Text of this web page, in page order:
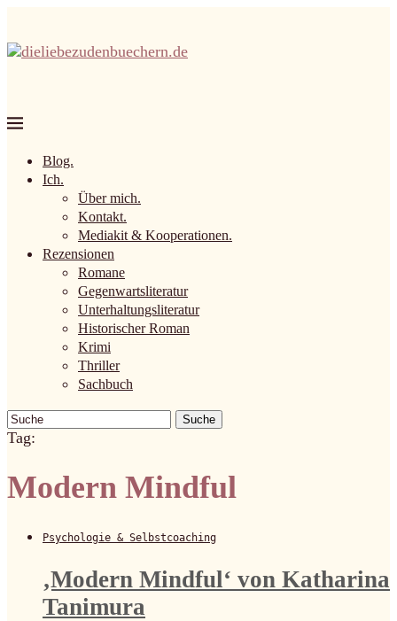
Blog.
Ich.
Über mich.
Kontakt.
Mediakit & Kooperationen.
Rezensionen
Romane
Gegenwartsliteratur
Unterhaltungsliteratur
Historischer Roman
Krimi
Thriller
Sachbuch
Suche
Tag:
Modern Mindful
Psychologie & Selbstcoaching
‚Modern Mindful‘ von Katharina
Tanimura